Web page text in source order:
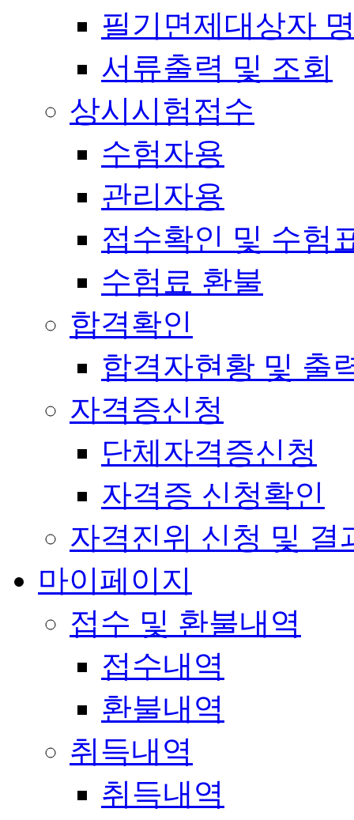
필기면제대상자
서류출력 및 조회
상시시험접수
수험자용
관리자용
접수확인 및 수험
수험료 환불
합격확인
합격자현황 및 출
자격증신청
단체자격증신청
자격증 신청확인
자격진위 신청 및 결
마이페이지
접수 및 환불내역
접수내역
환불내역
취득내역
취득내역